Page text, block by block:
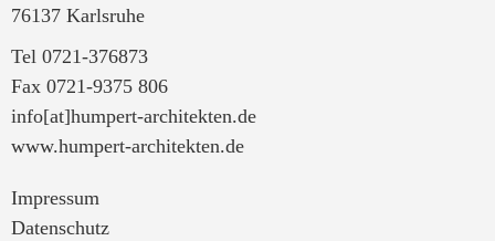
76137 Karlsruhe
Tel 0721-376873
Fax 0721-9375 806
info[at]humpert-architekten.de
www.humpert-architekten.de
Impressum
Datenschutz